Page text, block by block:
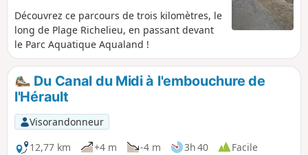
Découvrez ce parcours de trois kilomètres, le
long de Plage Richelieu, en passant devant
le Parc Aquatique Aqualand !
Du Canal du Midi à l'embouchure de
l'Hérault
Visorandonneur
12,77 km
+4 m -4 m 3h 40
Facile